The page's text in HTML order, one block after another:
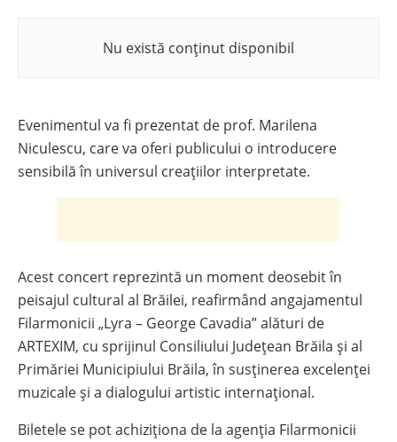
Nu există conținut disponibil
Evenimentul va fi prezentat de prof. Marilena
Niculescu, care va oferi publicului o introducere
sensibilă în universul creațiilor interpretate.
Acest concert reprezintă un moment deosebit în
peisajul cultural al Brăilei, reafirmând angajamentul
Filarmonicii „Lyra – George Cavadia” alături de
ARTEXIM, cu sprijinul Consiliului Județean Brăila și al
Primăriei Municipiului Brăila, în susținerea excelenței
muzicale și a dialogului artistic internațional.
Biletele se pot achiziționa de la agenția Filarmonicii